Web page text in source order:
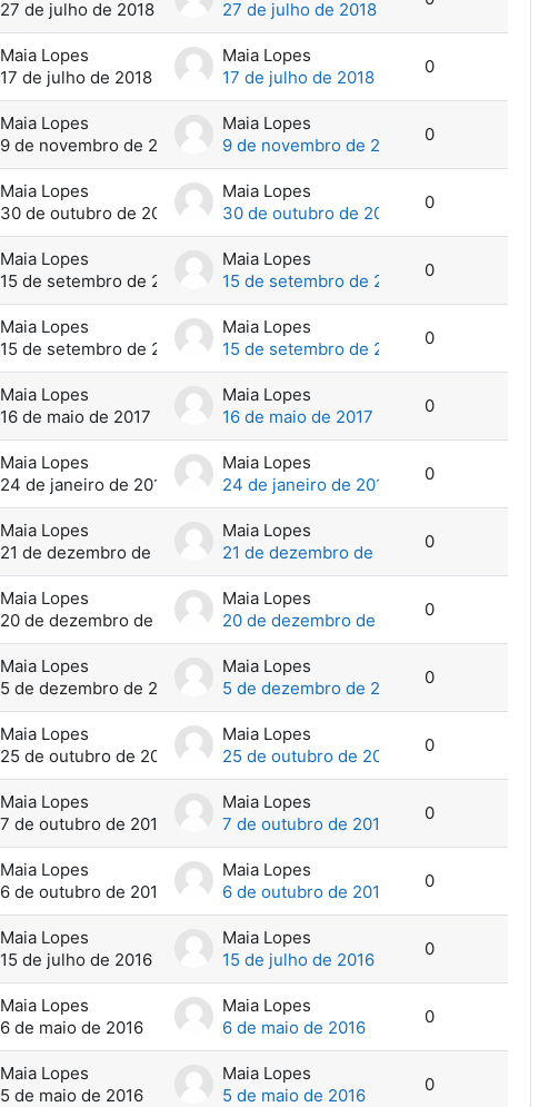
27 de julho de 2018
27 de julho de 2018
Maia Lopes
17 de julho de 2018
Maia Lopes
17 de julho de 2018
0
Maia Lopes
9 de novembro de 2017
Maia Lopes
9 de novembro de 2017
0
Maia Lopes
30 de outubro de 2017
Maia Lopes
30 de outubro de 2017
0
Maia Lopes
15 de setembro de 2017
Maia Lopes
15 de setembro de 2017
0
Maia Lopes
15 de setembro de 2017
Maia Lopes
15 de setembro de 2017
0
Maia Lopes
16 de maio de 2017
Maia Lopes
16 de maio de 2017
0
Maia Lopes
24 de janeiro de 2017
Maia Lopes
24 de janeiro de 2017
0
Maia Lopes
21 de dezembro de 2016
Maia Lopes
21 de dezembro de 2016
0
Maia Lopes
20 de dezembro de 2016
Maia Lopes
20 de dezembro de 2016
0
Maia Lopes
5 de dezembro de 2016
Maia Lopes
5 de dezembro de 2016
0
Maia Lopes
25 de outubro de 2016
Maia Lopes
25 de outubro de 2016
0
Maia Lopes
7 de outubro de 2016
Maia Lopes
7 de outubro de 2016
0
Maia Lopes
6 de outubro de 2016
Maia Lopes
6 de outubro de 2016
0
Maia Lopes
15 de julho de 2016
Maia Lopes
15 de julho de 2016
0
Maia Lopes
6 de maio de 2016
Maia Lopes
6 de maio de 2016
0
Maia Lopes
5 de maio de 2016
Maia Lopes
5 de maio de 2016
0